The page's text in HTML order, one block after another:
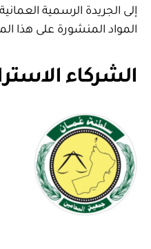
إلى الجريدة الرسمية
المواد المنشورة على هذا
الشركاء